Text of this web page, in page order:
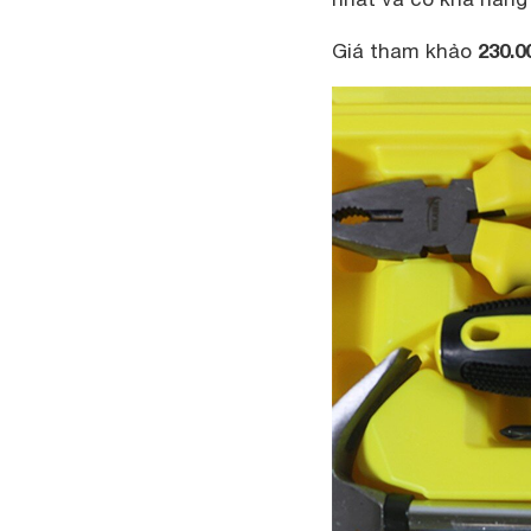
Giá tham khảo